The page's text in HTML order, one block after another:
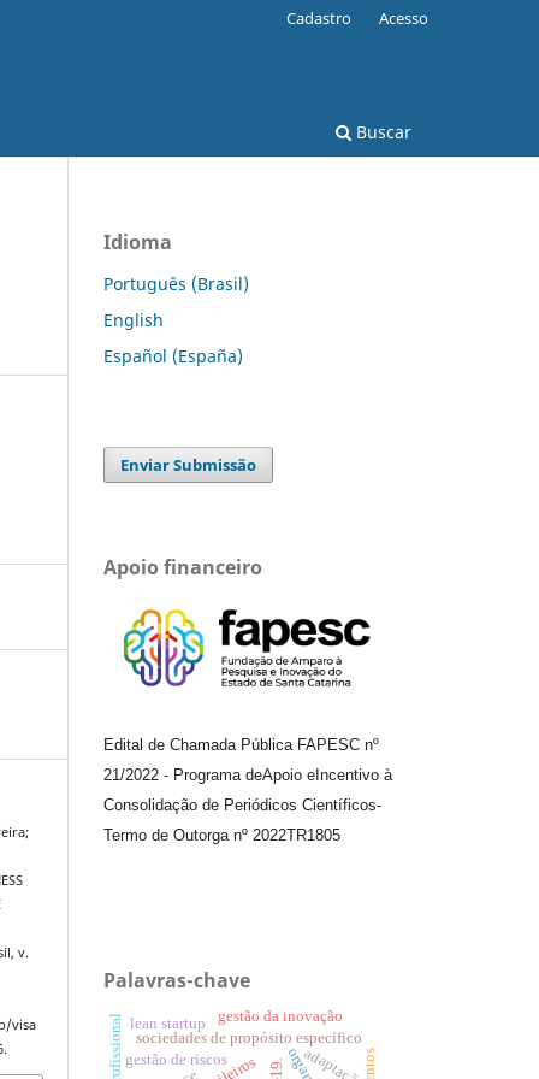
Buscar
Cadastro Acesso
v.
visa
Idioma
Português (Brasil)
English
Español (España)
Enviar Submissão
Apoio financeiro
Edital de Chamada Pública FAPESC nº
21/2022 - Programa deApoio e Incentivo à
Consolidação de Periódicos Científicos-
Termo de Outorga nº 2022TR1805
Palavras-chave
sociedades de propósito específico
gestão de riscos
lean startup gestão da inovação
adaptação